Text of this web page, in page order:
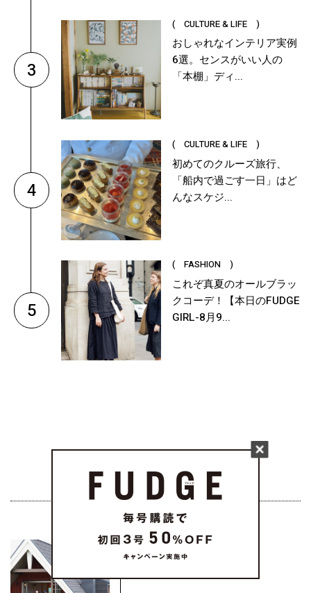
3
( CULTURE & LIFE )
おしゃれなインテリア実例
6選。センスがいい人の
「本棚」ディ...
4
( CULTURE & LIFE )
初めてのクルーズ旅行、
「船内で過ごす一日」はど
んなスケジ...
5
( FASHION )
これぞ真夏のオールブラッ
クコーデ！【本日のFUDGE
GIRL-8月9...
FUDGE CHOICE
どんな日常が理想？